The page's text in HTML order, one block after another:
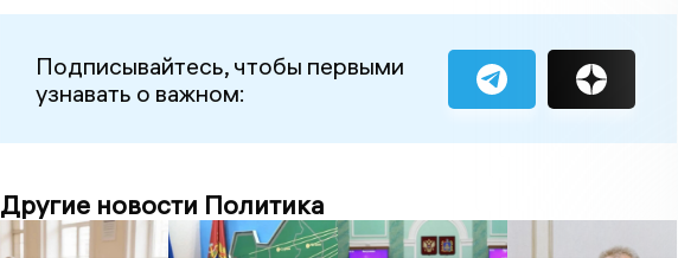
Подписывайтесь, чтобы первыми
узнавать о важном:
Другие новости Политика